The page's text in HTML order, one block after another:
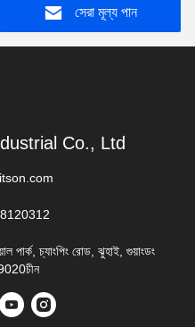
সেরা মূল্য পান
Co., Ltd
পার্ক, চ্যাংপিং রোড, ঝুহাই, গুয়াংডং